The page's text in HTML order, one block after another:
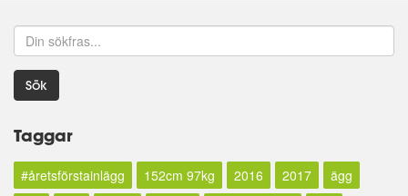
Sök
Taggar
#åretsförstainlägg 152cm 97kg 2016 2017
ägg